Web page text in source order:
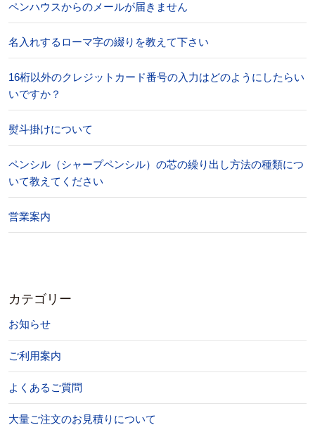
ペンハウスからのメールが届きません
名入れするローマ字の綴りを教えて下さい
16桁以外のクレジットカード番号の入力はどのようにしたらい
いですか？
熨斗掛けについて
ペンシル（シャープペンシル）の芯の繰り出し方法の種類につ
いて教えてください
営業案内
カテゴリー
お知らせ
ご利用案内
よくあるご質問
大量ご注文のお見積りについて